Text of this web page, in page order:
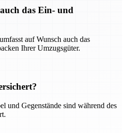
das Ein- und
auf Wunsch auch das
Ihrer Umzugsgüter.
und Gegenstände sind während des